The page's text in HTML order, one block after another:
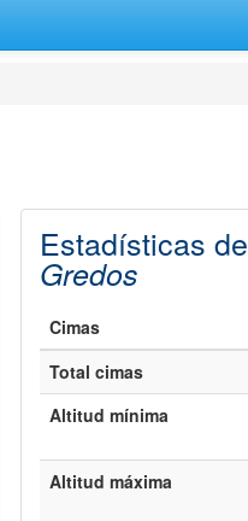
Estadísticas de
Gredos
Cimas
Total cimas
Altitud mínima
Altitud máxima